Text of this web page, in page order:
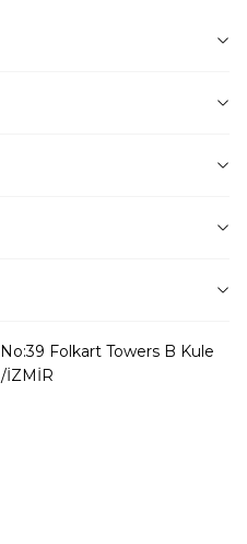
Folkart Towers B Kule
/İZMİR